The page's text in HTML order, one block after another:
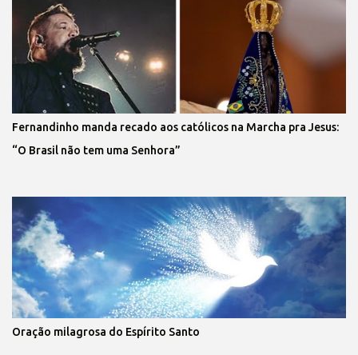
Fernandinho manda recado aos católicos na Marcha pra Jesus:
“O Brasil não tem uma Senhora”
Oração milagrosa do Espírito Santo